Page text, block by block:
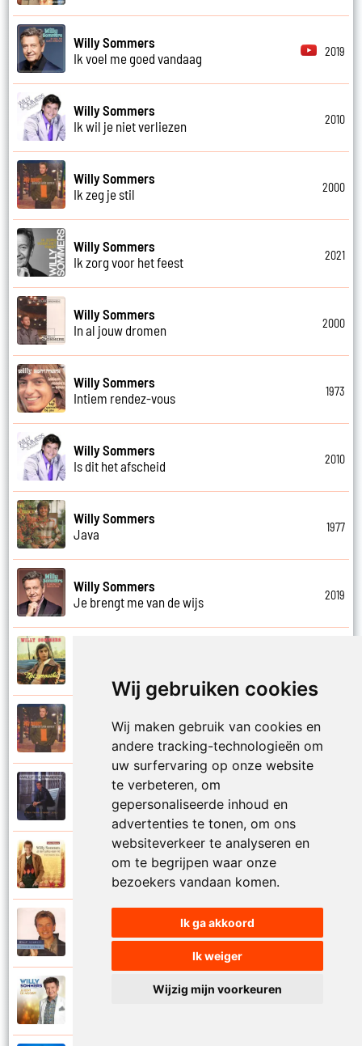
Wij gebruiken cookies
Wij maken gebruik van cookies en
andere tracking-technologieën om
uw surfervaring op onze website
te verbeteren, om
gepersonaliseerde inhoud en
advertenties te tonen, om ons
websiteverkeer te analyseren en
om te begrijpen waar onze
bezoekers vandaan komen.
Ik ga akkoord
Ik weiger
Wijzig mijn voorkeuren
Willy Sommers
Ik voel me goed vandaag
2019
Willy Sommers
Ik wil je niet verliezen
2010
Willy Sommers
Ik zeg je stil
2000
Willy Sommers
Ik zorg voor het feest
2021
Willy Sommers
In al jouw dromen
2000
Willy Sommers
Intiem rendez-vous
1973
Willy Sommers
Is dit het afscheid
2010
Willy Sommers
Java
1977
Willy Sommers
Je brengt me van de wijs
2019
Willy Sommers
Je schenkt hem de dans
Willy Sommers
Willy Sommers
Jij bent alles voor mij
Jij bent als een droom
2004
Willy Sommers